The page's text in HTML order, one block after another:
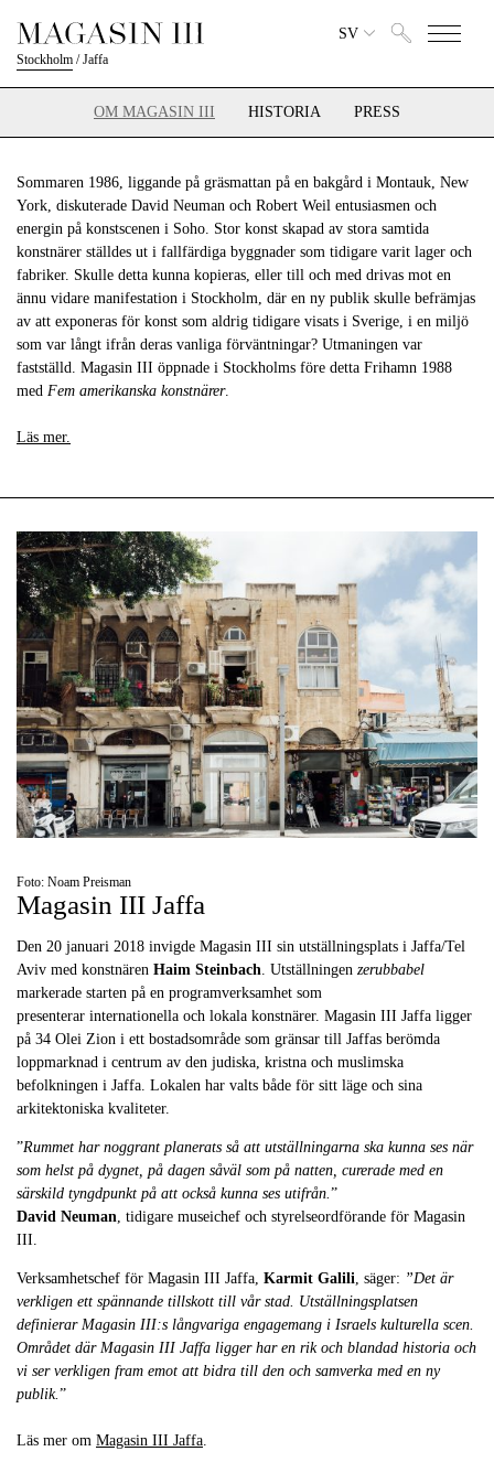
Stockholm /Jaffa
SV
OM MAGASIN III HISTORIA PRESS
Sommaren 1986, liggande på gräsmattan på en bakgård i Montauk, New
York, diskuterade David Neuman och Robert Weil entusiasmen och
energin på konstscenen i Soho. Stor konst skapad av stora samtida
konstnärer ställdes ut i fallfärdiga byggnader som tidigare varit lager och
fabriker. Skulle detta kunna kopieras, eller till och med drivas mot en
ännu vidare manifestation i Stockholm, där en ny publik skulle befrämjas
av att exponeras för konst som aldrig tidigare visats i Sverige, i en miljö
som var långt ifrån deras vanliga förväntningar? Utmaningen var
fastställd. Magasin III öppnade i Stockholms före detta Frihamn 1988
med Fem amerikanska konstnärer.
Läs mer.
Foto: Noam Preisman
Magasin III Jaffa
Den 20 januari 2018 invigde Magasin III sin utställningsplats i Jaffa/Tel
Aviv med konstnären Haim Steinbach. Utställningen zerubbabel
markerade starten på en programverksamhet som
presenterar internationella och lokala konstnärer. Magasin III Jaffa ligger
på 34 Olei Zion i ett bostadsområde som gränsar till Jaffas berömda
loppmarknad i centrum av den judiska, kristna och muslimska
befolkningen i Jaffa. Lokalen har valts både för sitt läge och sina
arkitektoniska kvaliteter.
”Rummet har noggrant planerats så att utställningarna ska kunna ses när
som helst på dygnet, på dagen såväl som på natten, curerade med en
särskild tyngdpunkt på att också kunna ses utifrån.”
David Neuman, tidigare museichef och styrelseordförande för Magasin
III.
Verksamhetschef för Magasin III Jaffa, Karmit Galili, säger: ”Det är
verkligen ett spännande tillskott till vår stad. Utställningsplatsen
definierar Magasin III:s långvariga engagemang i Israels kulturella scen.
Området där Magasin III Jaffa ligger har en rik och blandad historia och
vi ser verkligen fram emot att bidra till den och samverka med en ny
publik.”
Läs mer om Magasin III Jaffa.